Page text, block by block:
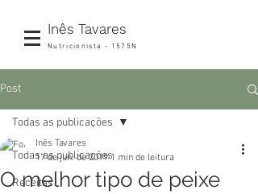
Inês Tavares
Nutricionista - 1575N
Post
Todas as publicações
Receitas
Todas as publicações
O melhor tipo de peixe
Inês Tavares
17 de jun. de 2019 1 min de leitura